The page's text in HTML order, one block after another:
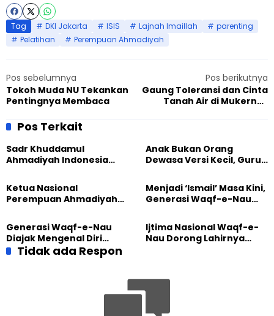
Tag DKI Jakarta ISIS Lajnah Imaillah
parenting
Pelatihan
Perempuan Ahmadiyah
Pos sebelumnya
Tokoh Muda NU Tekankan
Pentingnya Membaca
Pos berikutnya
Gaung Toleransi dan Cinta
Tanah Air di Mukernas
Pos Terkait
Sadr Khuddamul
Ahmadiyah Indonesia
Pendidikan bersama
UNUSIA
Anak Bukan Orang
Dewasa Versi Kecil, Guru
Pendidikan BERLIAN
Ketua Nasional
Perempuan Ahmadiyah
Besar Universitas
Terbuka
Menjadi ‘Ismail’ Masa Kini,
Generasi Waqf-e-Nau
Pengabdian
Generasi Waqf-e-Nau
Diajak Mengenal Diri
Sebelum Mengubah
Ijtima Nasional Waqf-e-
Nau Dorong Lahirnya
Tidak ada Respon